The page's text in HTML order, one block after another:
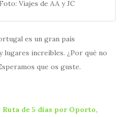
Viajes de AA y JC
es un gran país
lugares increíbles. ¿Por qué no
que os guste.
Ruta de 5 días por Oporto,